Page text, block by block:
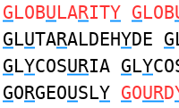
GLOBULARITY GLOB
GLUTARALDEHYDE G
GLYCOSURIA GLY
GORGEOUSLY GOURD